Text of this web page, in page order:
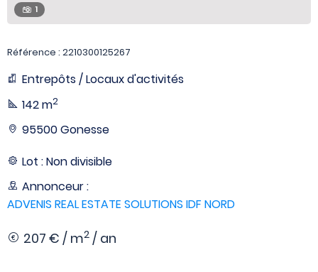
1
Référence : 2210300125267
Entrepôts / Locaux d'activités
142 m2
95500 Gonesse
Lot : Non divisible
Annonceur :
ADVENIS REAL ESTATE SOLUTIONS IDF NORD
207 € / m2 / an